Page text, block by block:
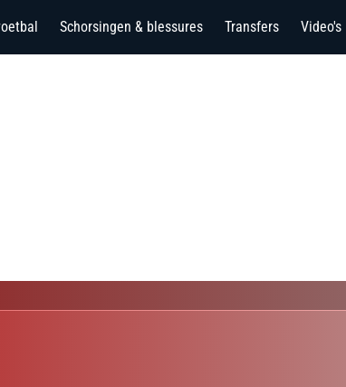
Schorsingen & blessures Transfers Video's